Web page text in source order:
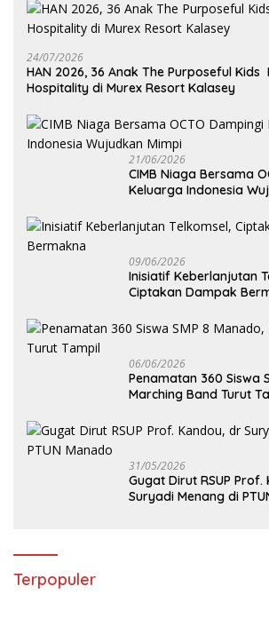
24/07/2026
HAN 2026, 36 Anak The Purposeful Kids
Hospitality di Murex Resort Kalasey
21/06/2026
CIMB Niaga Bersama
Keluarga Indonesia
09/06/2026
Inisiatif Keberlanjutan
Ciptakan Dampak
06/06/2026
Penamatan 360 Siswa
Marching Band Turut
31/05/2026
Gugat Dirut RSUP
Suryadi Menang di
Terpopuler